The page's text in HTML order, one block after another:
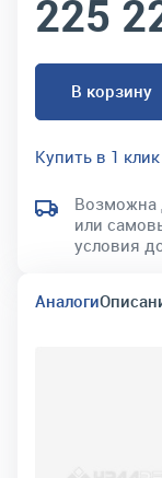
225
В корзину
Купить в 1 клик
Возможна
или
условия
Аналоги